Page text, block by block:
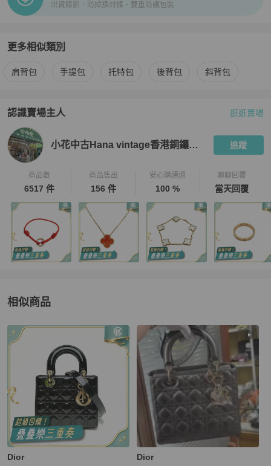
出貨錄影、防掉換封條、雙重防護包裝
更多相似類別
更多Dior 相似商品推薦
肩背包 手提包 托特包 後背包 斜背包
認識賣場主人
PopChill 拍拍圈嚴選賣家 小花中古Hana vintage香港銅鑼灣店
逛逛賣場
小花中古Hana vintage香港銅鑼灣店 追蹤
商品數
6517 件
商品售出
156 件
安心購通過
100 %
聊聊回覆
當天回覆
相似商品
更多相似Dior女包推薦精品
Dior Dior